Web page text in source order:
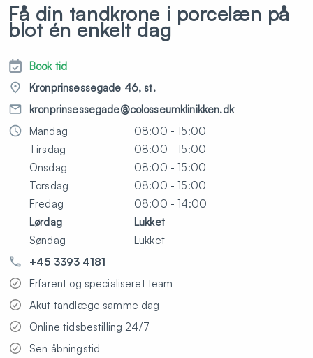
Få din tandkrone i porcelæn på
blot én enkelt dag
Book tid
Kronprinsessegade 46, st.
kronprinsessegade@colosseumklinikken.dk
Mandag
08:00 - 15:00
Tirsdag
08:00 - 15:00
Onsdag
08:00 - 15:00
Torsdag
08:00 - 15:00
Fredag
08:00 - 14:00
Lørdag
Lukket
Søndag
Lukket
+45 3393 4181
Erfarent og specialiseret team
Akut tandlæge samme dag
Online tidsbestilling 24/7
Sen åbningstid